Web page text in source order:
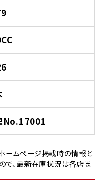
No.17001
ームページ掲載時の情報と
で、最新在庫状況は各店ま
沼
東
上小田井
見
山
日